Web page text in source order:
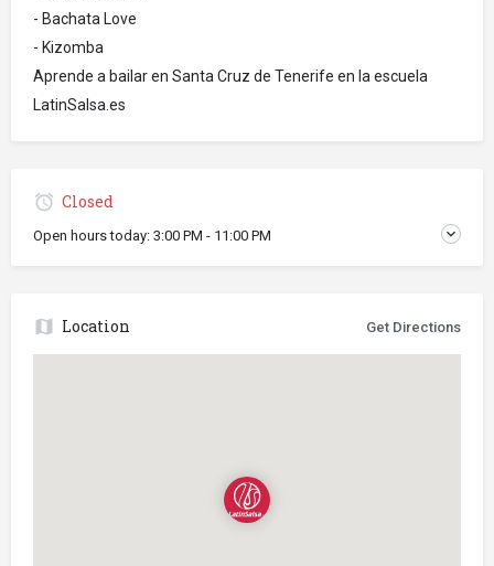
- Bachata Love
- Kizomba
Aprende a bailar en Santa Cruz de Tenerife en la escuela
LatinSalsa.es
Closed
Open hours today: 3:00 PM - 11:00 PM
Location Get Directions